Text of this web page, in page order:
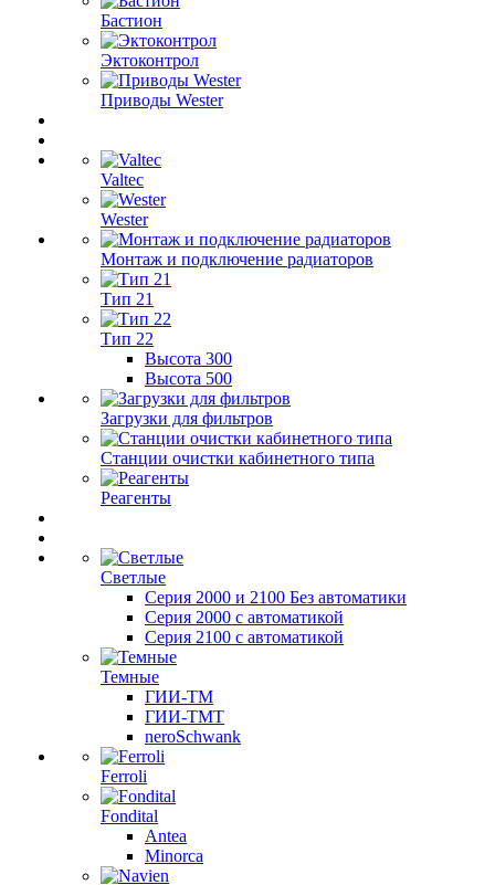
Бастион
Эктоконтрол
Приводы Wester
Valtec
Wester
Монтаж и подключение радиаторов
Тип 21
Тип 22
Высота 300
Высота 500
Загрузки для фильтров
Станции очистки кабинетного типа
Реагенты
Светлые
Серия 2000 и 2100 Без автоматики
Серия 2000 с автоматикой
Серия 2100 с автоматикой
Темные
ГИИ-ТМ
ГИИ-ТМТ
neroSchwank
Ferroli
Fondital
Antea
Minorca